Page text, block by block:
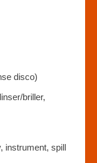
disco)
briller,
instrument, spill